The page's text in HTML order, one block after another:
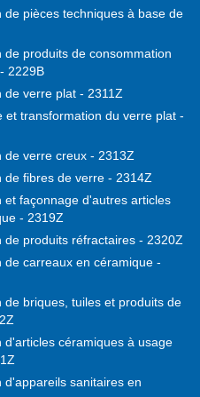
pièces techniques à base de
produits de consommation
2229B
de verre plat - 2311Z
transformation du verre plat -
de verre creux - 2313Z
fibres de verre - 2314Z
façonnage d'autres articles
- 2319Z
produits réfractaires - 2320Z
carreaux en céramique -
briques, tuiles et produits de
céramiques à usage
sanitaires en